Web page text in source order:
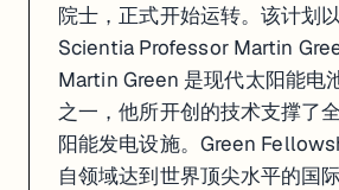
院士，正式开始运转。该计划
Scientia Professor Martin
Martin Green 是现代太阳能电
之一，他所开创的技术支撑了
阳能发电设施。Green
自领域达到世界顶尖水平的国